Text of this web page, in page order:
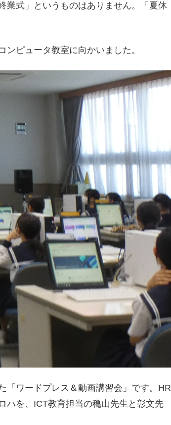
業式」というものはありません。「夏休
ピュータ教室に向かいました。
「ワードプレス＆動画講習会」です。HR
ハを、ICT教育担当の穐山先生と彰文先